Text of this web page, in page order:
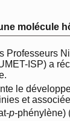
molécule
Professeurs
ISP) a
le
et
p-phénylène)